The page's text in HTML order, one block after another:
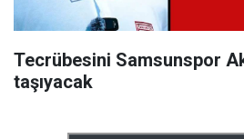
Tecrübesini Samsunspor
taşıyacak